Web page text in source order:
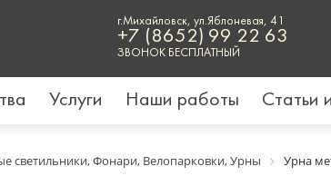
г.Михайловск, ул.Яблоневая, 41
+7 (8652) 99 22 63
ЗВОНОК БЕСПЛАТНЫЙ
Услуги Наши работы Статьи
светильники, Фонари, Велопарковки, Урны Урна